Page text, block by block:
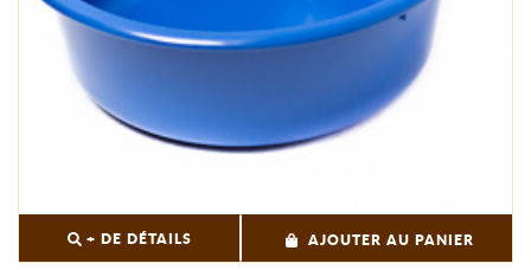
+ DE DÉTAILS AJOUTER AU PANIER